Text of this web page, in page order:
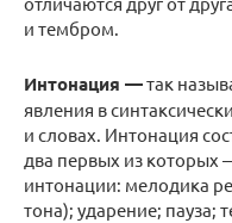
и тембром.
Интонация —так
явления в
и словах. Интонация
два первых из
интонации: мелодика
тона); ударение; пауза;